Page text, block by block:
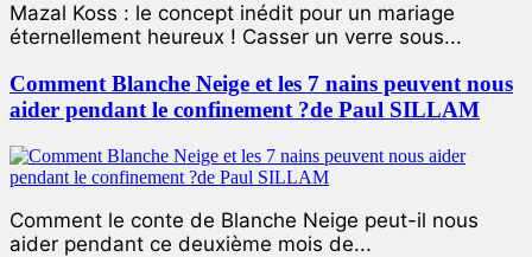
Mazal Koss : le concept inédit pour un mariage
éternellement heureux ! Casser un verre sous...
Comment Blanche Neige et les 7 nains peuvent nous
aider pendant le confinement ?de Paul SILLAM
Comment le conte de Blanche Neige peut-il nous
aider pendant ce deuxième mois de...